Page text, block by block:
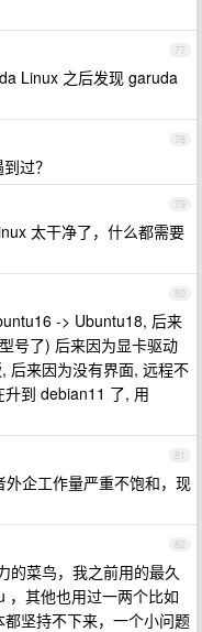
77
Linux 之后发现 garuda
78
过？
79
太干净了，什么都需要
80
-> Ubuntu18, 后来
号了) 后来因为显卡驱动
后来因为没有界面, 远程不
到 debian11 了, 用
81
企工作量严重不饱和，现
82
的菜鸟，我之前用的最久
，其他也用过一两个比如
坚持不下来，一个小问题